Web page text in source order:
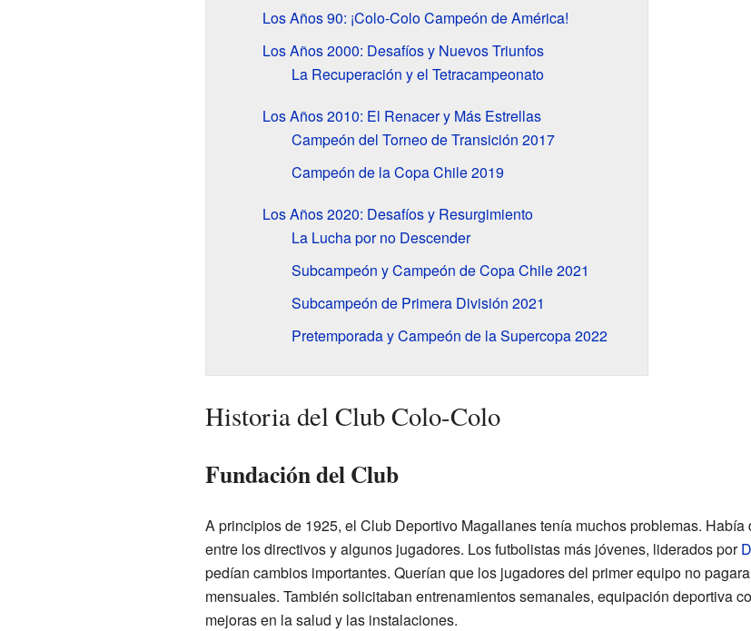
Los Años 90: ¡Colo-Colo Campeón de América!
Los Años 2000: Desafíos y Nuevos Triunfos
La Recuperación y el Tetracampeonato
Los Años 2010: El Renacer y Más Estrellas
Campeón del Torneo de Transición 2017
Campeón de la Copa Chile 2019
Los Años 2020: Desafíos y Resurgimiento
La Lucha por no Descender
Subcampeón y Campeón de Copa Chile 2021
Subcampeón de Primera División 2021
Pretemporada y Campeón de la Supercopa 2022
Historia del Club Colo-Colo
Fundación del Club
A principios de 1925, el Club Deportivo Magallanes tenía muchos problemas. Había
entre los directivos y algunos jugadores. Los futbolistas más jóvenes, liderados por
pedían cambios importantes. Querían que los jugadores del primer equipo no
mensuales. También solicitaban entrenamientos semanales, equipación deportiva
mejoras en la salud y las instalaciones.